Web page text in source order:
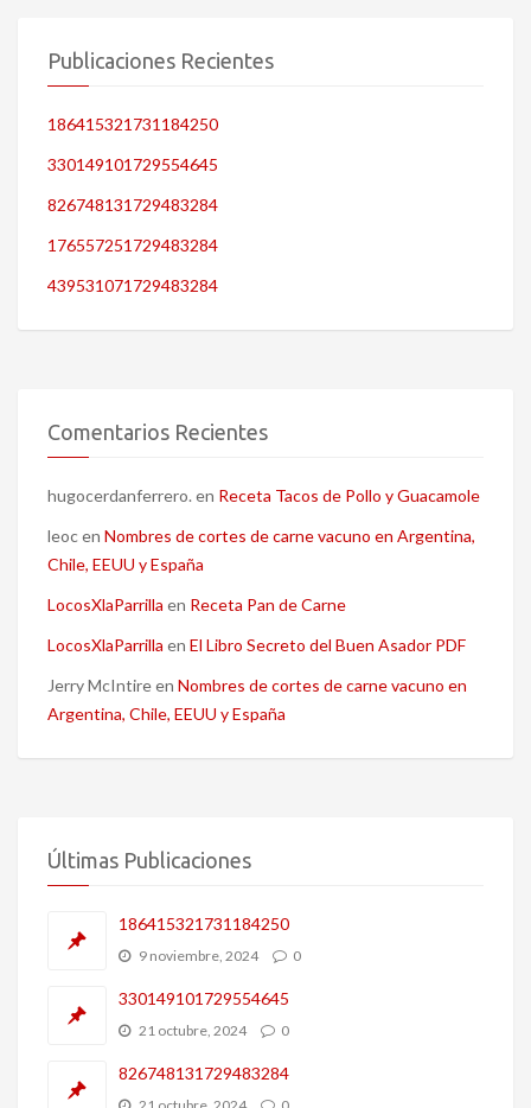
Publicaciones Recientes
186415321731184250
330149101729554645
826748131729483284
176557251729483284
439531071729483284
Comentarios Recientes
hugocerdanferrero. en Receta Tacos de Pollo y Guacamole
leocen Nombres de cortes de carne vacuno en Argentina,
Chile, EEUU y España
LocosXlaParrilla en Receta Pan de Carne
LocosXlaParrilla en El Libro Secreto del Buen Asador PDF
Jerry McIntireen Nombres de cortes de carne vacuno en
Argentina, Chile, EEUU y España
Últimas Publicaciones
186415321731184250
9 noviembre, 2024 0
330149101729554645
21 octubre, 2024 0
826748131729483284